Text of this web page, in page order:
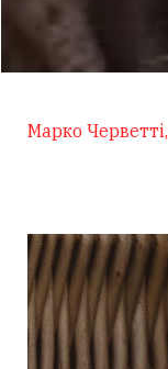
Марко Черветті,